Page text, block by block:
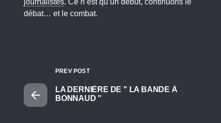
journalistes. Ce n’est qu’un début, continuons le
débat… et le combat.
PREV POST
LA DERNIÈRE DE " LA BANDE À
BONNAUD "